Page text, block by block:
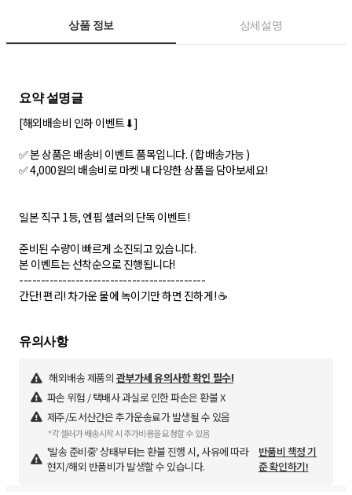
상품 정보 상세설명
요약 설명글
[해외배송비 인하 이벤트⬇]
✅ 본 상품은 배송비 이벤트 품목입니다. ( 합배송가능 )
✅ 4,000원의 배송비로 마켓 내 다양한 상품을 담아보세요!
일본 직구 1등, 엔핍 셀러의 단독 이벤트!
준비된 수량이 빠르게 소진되고 있습니다.
본 이벤트는 선착순으로 진행됩니다!
-------------------------------------------
간단! 편리! 차가운 물에 녹이기만 하면 진하게! ☕
유의사항
해외배송 제품의 관부가세 유의사항 확인 필수!
파손 위험 / 택배사 과실로 인한 파손은 환불 X
제주/도서산간은 추가운송료가 발생될 수 있음
*각 셀러가 배송시작 시 추가비용을 요청할 수 있음
'발송 준비중' 상태부터는 환불 진행 시, 사유에 따라
현지/해외 반품비가 발생할 수 있습니다.
반품비 책정 기
준 확인하기!